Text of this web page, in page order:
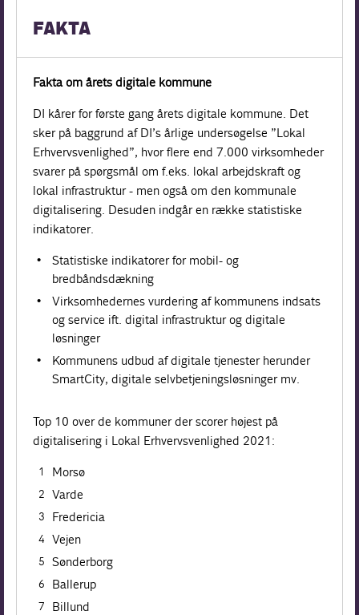
FAKTA
Fakta om årets digitale kommune
DI kårer for første gang årets digitale kommune. Det
sker på baggrund af DI’s årlige undersøgelse ”Lokal
Erhvervsvenlighed”, hvor flere end 7.000 virksomheder
svarer på spørgsmål om f.eks. lokal arbejdskraft og
lokal infrastruktur - men også om den kommunale
digitalisering. Desuden indgår en række statistiske
indikatorer.
Statistiske indikatorer for mobil- og
bredbåndsdækning
Virksomhedernes vurdering af kommunens indsats
og service ift. digital infrastruktur og digitale
løsninger
Kommunens udbud af digitale tjenester herunder
SmartCity, digitale selvbetjeningsløsninger mv.
Top 10 over de kommuner der scorer højest på
digitalisering i Lokal Erhvervsvenlighed 2021:
Morsø
Varde
Fredericia
Vejen
Sønderborg
Ballerup
Billund